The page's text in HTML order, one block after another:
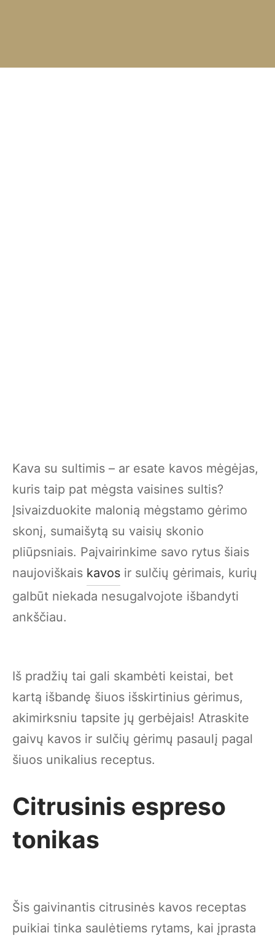
Kava su sultimis – ar esate kavos mėgėjas,
kuris taip pat mėgsta vaisines sultis?
Įsivaizduokite malonią mėgstamo gėrimo
skonį, sumaišytą su vaisių skonio
pliūpsniais. Paįvairinkime savo rytus šiais
naujoviškais kavos ir sulčių gėrimais, kurių
galbūt niekada nesugalvojote išbandyti
ankščiau.
Iš pradžių tai gali skambėti keistai, bet
kartą išbandę šiuos išskirtinius gėrimus,
akimirksniu tapsite jų gerbėjais! Atraskite
gaivų kavos ir sulčių gėrimų pasaulį pagal
šiuos unikalius receptus.
Citrusinis espreso
tonikas
Šis gaivinantis citrusinės kavos receptas
puikiai tinka saulėtiems rytams, kai įprasta